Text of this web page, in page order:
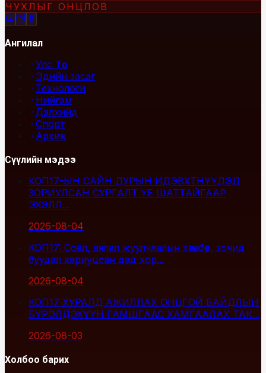
ЧУХЛЫГ ОНЦЛОВ
Ангилал
Улс Төр
Эдийн засаг
Технологи
Нийгэм
Дэлхийд
Спорт
Архив
Сүүлийн мэдээ
КОП17-ЫН САЙН ДУРЫН ИДЭВХТНҮҮДЭД
ЗОРИУЛСАН СУРГАЛТ ҮЕ ШАТТАЙГААР
ЭХЭЛЛ...
2026-08-04
КОП17: Соёл, аялал жуулчлалын хөтөлбөр, зочид
буудал хариуцсан дэд хор...
2026-08-04
КОП17 ХУРАЛД АЖИЛЛАХ ОНЦГОЙ БАЙДЛЫН
БҮРЭЛДЭХҮҮН ГАМШГААС ХАМГААЛАХ ТАК...
2026-08-03
Холбоо барих